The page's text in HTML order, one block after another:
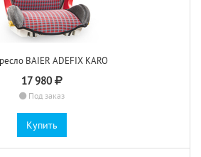
BAIER ADEFIX KARO
17 980
Под заказ
Купить